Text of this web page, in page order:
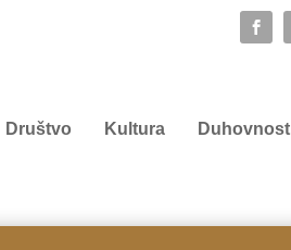
Društvo Kultura Duhovnost